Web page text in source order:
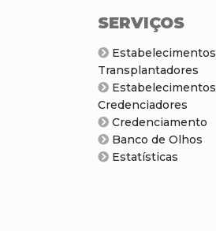
SERVIÇOS
Estabelecimentos
Transplantadores
Estabelecimentos
Credenciadores
Credenciamento
Banco de Olhos
Estatísticas